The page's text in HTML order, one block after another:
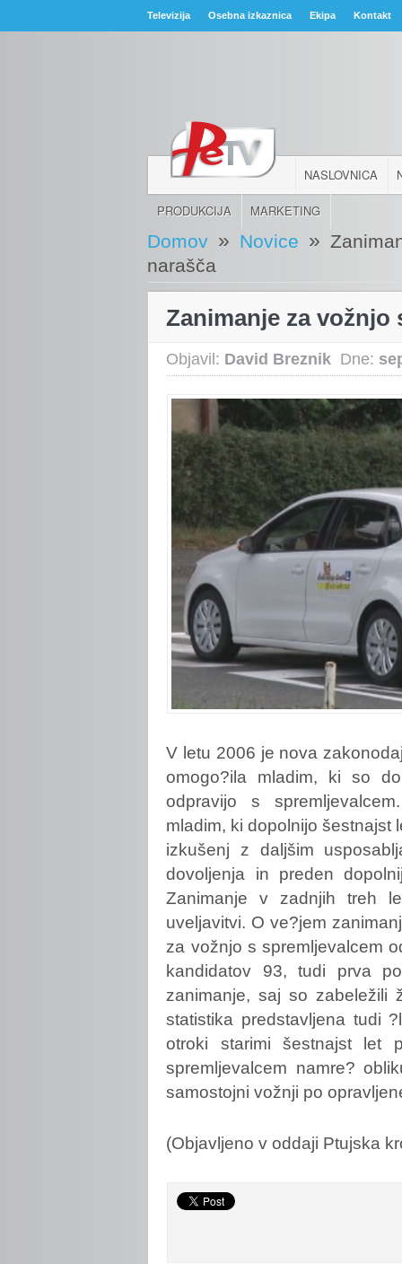
Televizija Osebna izkaznica Ekipa Kontakt
NASLOVNICA
PRODUKCIJA MARKETING
Domov » Novice »
narašča
Zanimanje za vožnjo
Objavil: David Breznik Dne:
V letu 2006 je nova
omogo?ila mladim, ki so
odpravijo s
mladim, ki dopolnijo šestnajst
izkušenj z daljšim
dovoljenja in preden
Zanimanje v zadnjih treh
uveljavitvi. O ve?jem
za vožnjo s spremljevalcem
kandidatov 93, tudi prva
zanimanje, saj so zabeležili
statistika predstavljena tudi
otroki starimi šestnajst let
spremljevalcem namre?
samostojni vožnji po
(Objavljeno v oddaji Ptujska